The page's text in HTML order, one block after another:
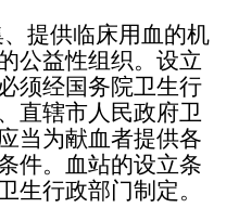
提供临床用血的机
公益性组织。设立
须经国务院卫生行
直辖市人民政府卫
当为献血者提供各
件。血站的设立条
生行政部门制定。